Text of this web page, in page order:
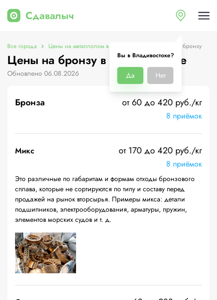
Вы в Владивостоке?
Да Нет
Все города Цены на металлолом в Владивостоке Цены на бронзу
Цены на бронзу в Владивостоке
Обновлено 06.08.2026
Бронза от 60 до 420 руб./кг
8 приёмок
Микс от 170 до 420 руб./кг
8 приёмок
Это различные по габаритам и формам отходы бронзового
сплава, которые не сортируются по типу и составу перед
продажей на рынок вторсырья. Примеры микса: детали
подшипников, электрооборудования, арматуры, пружин,
элементов морских судов и т. д.